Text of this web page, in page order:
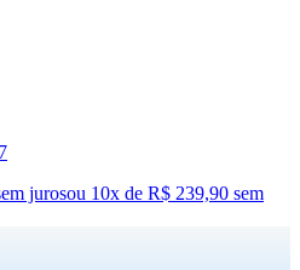
jurosou 10x de R$ 239,90 sem